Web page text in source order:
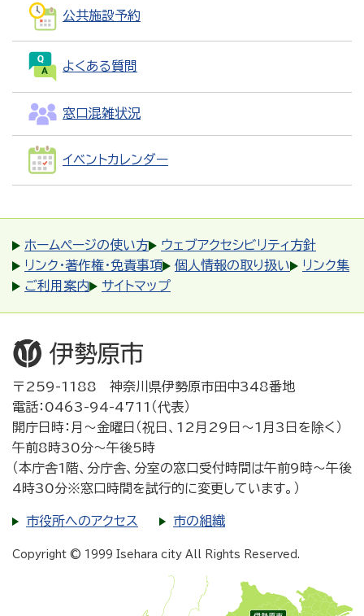
公共施設予約
よくある質問
窓口混雑状況
イベントカレンダー
ホームページの使い方
ウェブアクセシビリティ方針
リンク・著作権・免責事項
個人情報の取り扱い
リンク集
ご利用案内
サイトマップ
〒259-1188 神奈川県伊勢原市田中348番地
電話：0463-94-4711（代表）
開庁日時：月～金曜日（祝日、12月29日～1月3日を除く）
午前8時30分～午後5時
（本庁舎1階、分庁舎、分室の窓口受付時間は午前9時～午後
4時30分※窓口時間を試行的に変更しています。）
市役所へのアクセス 市の組織
Copyright © 1999 Isehara city All Rights Reserved.